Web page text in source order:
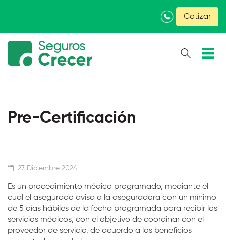
Cotizar
×
Pre-Certificación
27 Diciembre 2024
Es un procedimiento médico programado, mediante el
cual el asegurado avisa a la aseguradora con un mínimo
de 5 días hábiles de la fecha programada para recibir los
servicios médicos, con el objetivo de coordinar con el
proveedor de servicio, de acuerdo a los beneficios